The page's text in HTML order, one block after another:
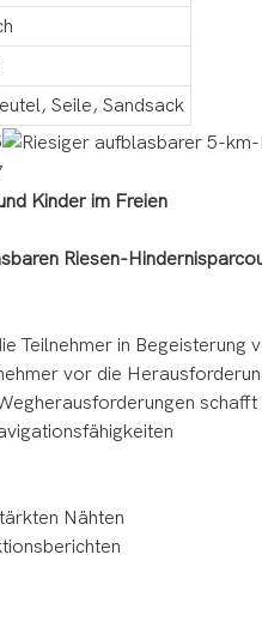
Seile, Sandsack
Kinder im Freien
Riesen-
Teilnehmer in Begeisterung
vor die
schafft
Nähten